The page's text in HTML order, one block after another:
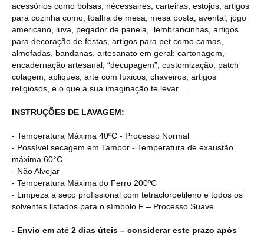
acessórios como bolsas, nécessaires, carteiras, estojos, artigos
para cozinha como, toalha de mesa, mesa posta, avental, jogo
americano, luva, pegador de panela, lembrancinhas, artigos
para decoração de festas, artigos para pet como camas,
almofadas, bandanas, artesanato em geral: cartonagem,
encadernação artesanal, “decupagem”, customização, patch
colagem, apliques, arte com fuxicos, chaveiros, artigos
religiosos, e o que a sua imaginação te levar...
INSTRUÇÕES DE LAVAGEM:
- Temperatura Máxima 40ºC - Processo Normal
- Possível secagem em Tambor - Temperatura de exaustão
máxima 60°C
- Não Alvejar
- Temperatura Máxima do Ferro 200ºC
- Limpeza a seco profissional com tetracloroetileno e todos os
solventes listados para o símbolo F – Processo Suave
- Envio em até 2 dias úteis – considerar este prazo após